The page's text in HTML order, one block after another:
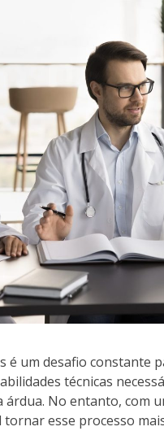
é um desafio constante
técnicas
No entanto, com
esse processo